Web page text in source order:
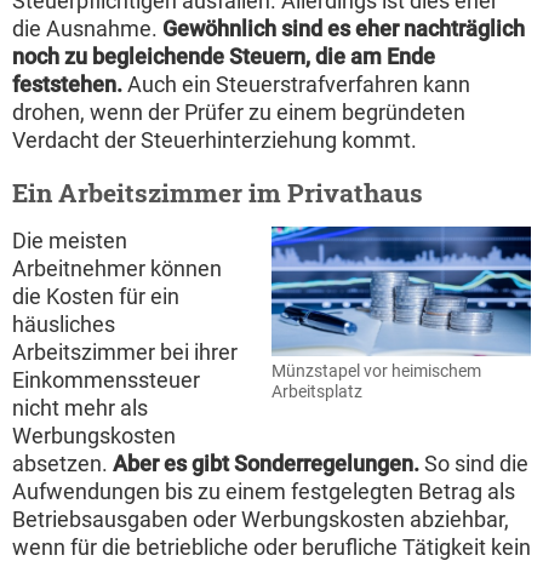
die Ausnahme. Gewöhnlich sind es eher nachträglich
noch zu begleichende Steuern, die am Ende
feststehen.Auch ein Steuerstrafverfahren kann
drohen, wenn der Prüfer zu einem begründeten
Verdacht der Steuerhinterziehung kommt.
Ein Arbeitszimmer im Privathaus
Münzstapel vor heimischem
Arbeitsplatz
Die meisten
Arbeitnehmer können
die Kosten für ein
häusliches
Arbeitszimmer bei ihrer
Einkommenssteuer
nicht mehr als
Werbungskosten
absetzen. Aber es gibt Sonderregelungen.So sind die
Aufwendungen bis zu einem festgelegten Betrag als
Betriebsausgaben oder Werbungskosten abziehbar,
wenn für die betriebliche oder berufliche Tätigkeit kein